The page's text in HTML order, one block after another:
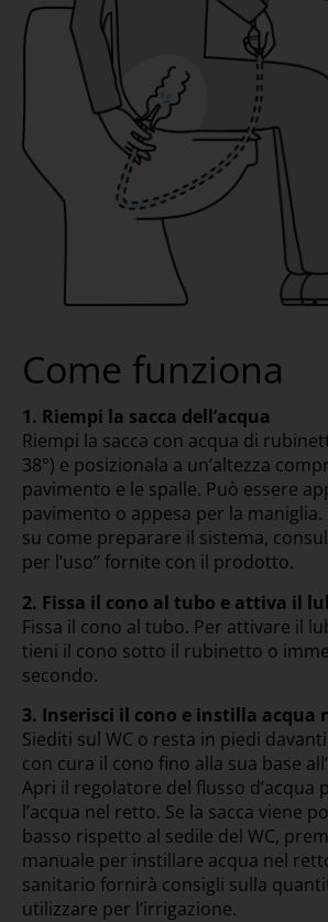
Come funziona
1. Riempi la sacca dell’acqua
Riempi la sacca con acqua di
38°) e posizionala a un’altezza
pavimento e le spalle. Può essere
pavimento o appesa per la
su come preparare il sistema,
per l’uso” fornite con il prodotto.
2. Fissa il cono al tubo e attiva il
Fissa il cono al tubo. Per attivare il
tieni il cono sotto il rubinetto o
secondo.
3. Inserisci il cono e instilla acqua
Siediti sul WC o resta in piedi
con cura il cono fino alla sua base
Apri il regolatore del flusso d’acqua
l’acqua nel retto. Se la sacca viene
basso rispetto al sedile del WC,
manuale per instillare acqua nel
sanitario fornirà consigli sulla
utilizzare per l’irrigazione.